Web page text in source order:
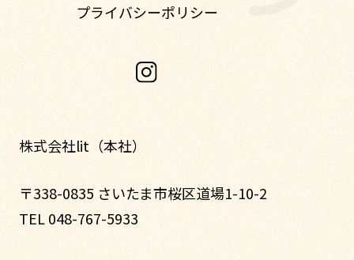
プライバシーポリシー
株式会社lit（本社）
〒338-0835 さいたま市桜区道場1-10-2
TEL 048-767-5933